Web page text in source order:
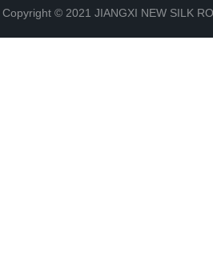
Copyright © 2021 JIANGXI NEW SILK